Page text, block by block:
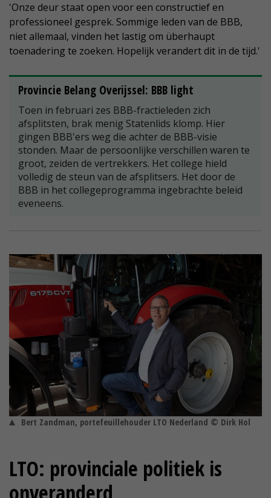
'Onze deur staat open voor een constructief en
professioneel gesprek. Sommige leden van de BBB,
niet allemaal, vinden het lastig om überhaupt
toenadering te zoeken. Hopelijk verandert dit in de tijd.'
Provincie Belang Overijssel: BBB light
Toen in februari zes BBB-fractieleden zich
afsplitsten, brak menig Statenlids klomp. Hier
gingen BBB'ers weg die achter de BBB-visie
stonden. Maar de persoonlijke verschillen waren te
groot, zeiden de vertrekkers. Het college hield
volledig de steun van de afsplitsers. Het door de
BBB in het collegeprogramma ingebrachte beleid
eveneens.
Bert Zandman, portefeuillehouder LTO Nederland © Dirk Hol
LTO: provinciale politiek is